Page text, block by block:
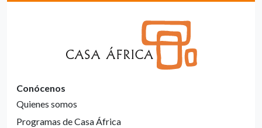
Conócenos
Quienes somos
Programas de Casa África